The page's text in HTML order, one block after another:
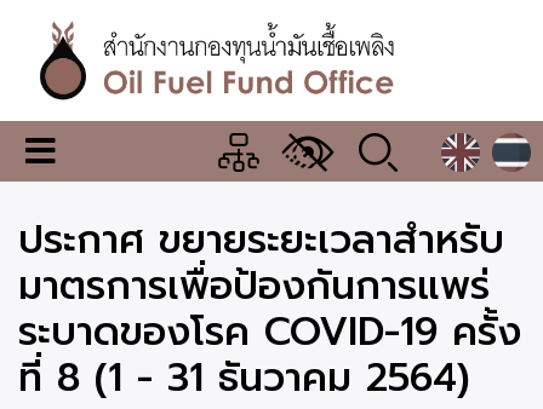
เนื้อหา
หลักสำนักงาน
กองทุน
น้ำมัน
เชื้อ
เพลิง
เมนู
เปลี่ยน
แสดง
ผล
ประกาศ ขยายระยะเวลาสำหรับ
มาตรการเพื่อป้องกันการแพร่
ระบาดของโรค COVID-19 ครั้ง
ที่ 8 (1 - 31 ธันวาคม 2564)